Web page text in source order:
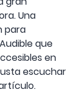
Una
para
que
en
escuchar